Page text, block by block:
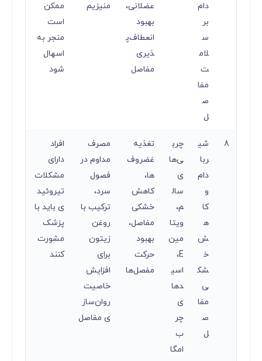
دام
بر
س
لام
ت
مفا
ص
ل
عضلانی،
بهبود
انعطاف‌پ
ذیری
مفاصل
منیزیم
ممکن
است
منجر به
اسهال
شود
8
شی
ربا
دام
و
کا
ه
ش
خ
شک
ی
مفا
ص
ل
چرب
ی‌ها
ی
سال
م،
ویتا
مین
E،
اسی
دها
ی
چر
ب
امگا
تغذیه
غضروف‌
ها،
کاهش
خشکی
مفاصل،
بهبود
حرکت
مفصل‌ها
مصرف
مداوم در
فصول
سرد،
ترکیب با
روغن
زیتون
برای
افزایش
خاصیت
روان‌ساز
ی مفاصل
افراد
دارای
مشکلات
تیروئید
ی باید با
پزشک
مشورت
کنند